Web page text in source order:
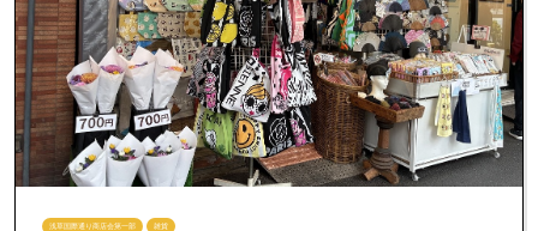
浅草国際通り商店会第一部 雑貨